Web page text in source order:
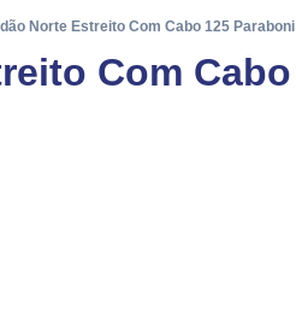
Norte Estreito Com Cabo 125 Paraboni
Com Cabo